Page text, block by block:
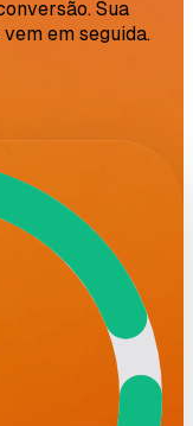
Sua
em seguida.